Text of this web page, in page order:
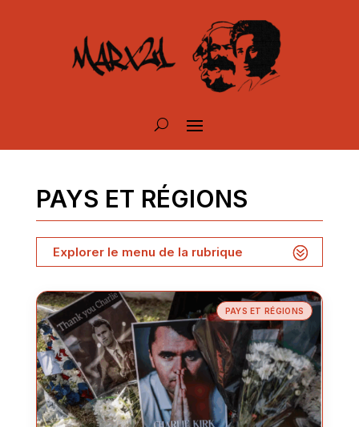
PAYS ET RÉGIONS
Explorer le menu de la rubrique
PAYS ET RÉGIONS